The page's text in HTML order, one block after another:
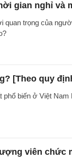
gian nghỉ và
quan trọng của
[Theo quy
biến ở Việt
viên chức